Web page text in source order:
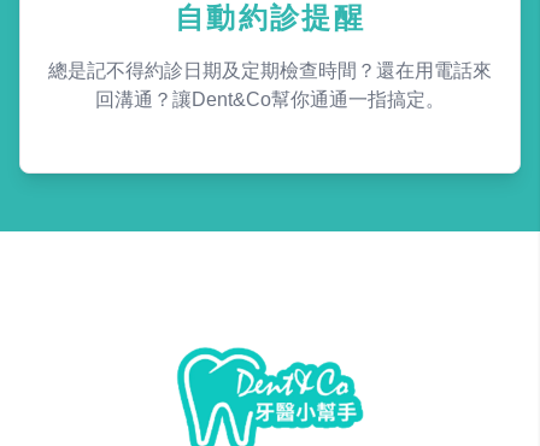
自動約診提醒
總是記不得約診日期及定期檢查時間？還在用電話來
回溝通？讓Dent&Co幫你通通一指搞定。